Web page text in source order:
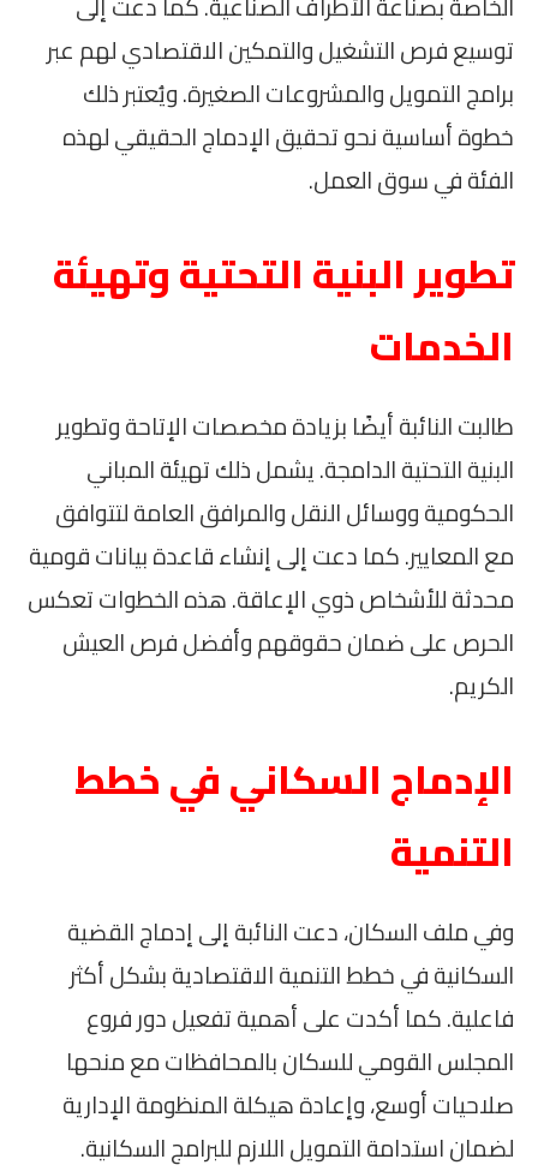
توسيع فرص التشغيل والتمكين الاقتصادي لهم عبر
برامج التمويل والمشروعات الصغيرة. ويُعتبر ذلك
خطوة أساسية نحو تحقيق الإدماج الحقيقي لهذه
الفئة في سوق العمل.
تطوير البنية التحتية وتهيئة
الخدمات
طالبت النائبة أيضًا بزيادة مخصصات الإتاحة وتطوير
البنية التحتية الدامجة. يشمل ذلك تهيئة المباني
الحكومية ووسائل النقل والمرافق العامة لتتوافق
مع المعايير. كما دعت إلى إنشاء قاعدة بيانات قومية
محدثة للأشخاص ذوي الإعاقة. هذه الخطوات تعكس
الحرص على ضمان حقوقهم وأفضل فرص العيش
الكريم.
الإدماج السكاني في خطط
التنمية
وفي ملف السكان، دعت النائبة إلى إدماج القضية
السكانية في خطط التنمية الاقتصادية بشكل أكثر
فاعلية. كما أكدت على أهمية تفعيل دور فروع
المجلس القومي للسكان بالمحافظات مع منحها
صلاحيات أوسع، وإعادة هيكلة المنظومة الإدارية
لضمان استدامة التمويل اللازم للبرامج السكانية.